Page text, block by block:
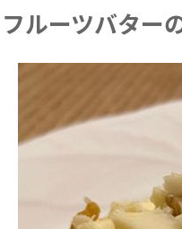
ルーツバター